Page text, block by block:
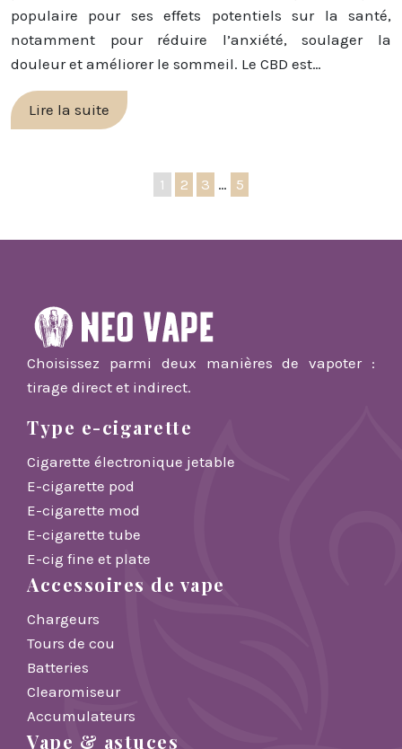
populaire pour ses effets potentiels sur la santé,
notamment pour réduire l’anxiété, soulager la
douleur et améliorer le sommeil. Le CBD est…
Lire la suite
1 2 3 … 5
Choisissez parmi deux manières de vapoter :
tirage direct et indirect.
Type e-cigarette
Cigarette électronique jetable
E-cigarette pod
E-cigarette mod
E-cigarette tube
E-cig fine et plate
Accessoires de vape
Chargeurs
Tours de cou
Batteries
Clearomiseur
Accumulateurs
Vape & astuces